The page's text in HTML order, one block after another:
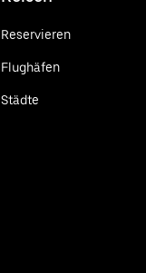
Reservieren
Flughäfen
Städte